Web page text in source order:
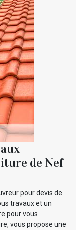
de Nef
pour devis de
travaux et un
pour vous
vous propose une